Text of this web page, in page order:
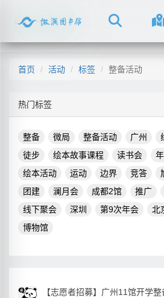
首页 活动 标签 整备活动
热门标签
整备 微局 整备活动 广州
徒步
绘本故事课程 读书会
绘本活动
运动 边界 竞答
团建
澜月会 成都2馆 推广
线下聚会
深圳 第9次年会 北
博物馆
【志愿者招募】广州11馆开学